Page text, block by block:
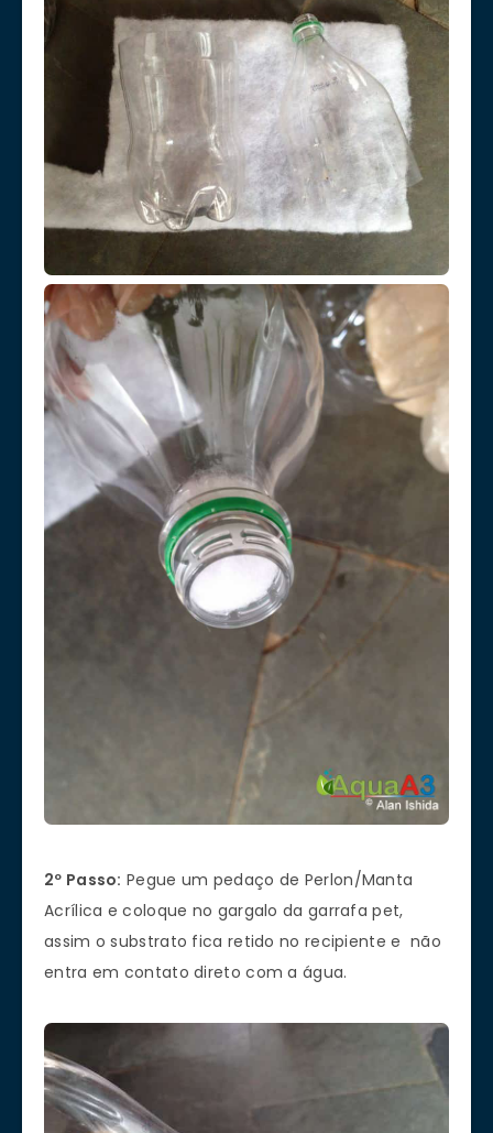
2º Passo: Pegue um pedaço de Perlon/Manta
Acrílica e coloque no gargalo da garrafa pet,
assim o substrato fica retido no recipiente e não
entra em contato direto com a água.